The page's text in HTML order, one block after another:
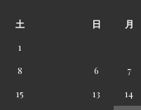
土
1
8
15
日 月
6
7
13
14